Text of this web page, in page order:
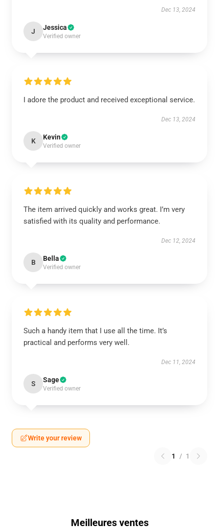
Dec 13, 2024
J Jessica
Verified owner
I adore the product and received exceptional service.
Dec 13, 2024
K Kevin
Verified owner
The item arrived quickly and works great. I’m very
satisfied with its quality and performance.
Dec 12, 2024
B Bella
Verified owner
Such a handy item that I use all the time. It’s
practical and performs very well.
Dec 11, 2024
S Sage
Verified owner
Write your review
1 / 1
Meilleures ventes